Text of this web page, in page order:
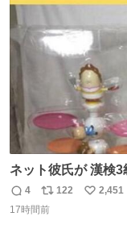
数
ネット彼氏が 漢検3
返
信
4
リ
ポ
122
い
2,451
17時間前